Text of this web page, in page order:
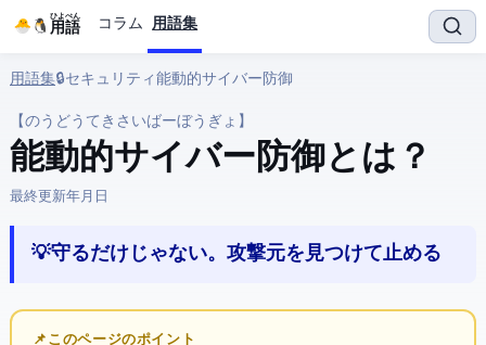
IT用語
ひよぺん コラム 用語集
用語集› 🔒 セキュリティ › 能動的サイバー防御
【のうどうてきさいばーぼうぎょ】
能動的サイバー防御 とは？
最終更新:2026年3月25日
💡 守るだけじゃない。攻撃元を見つけて止める
📌 このページのポイント